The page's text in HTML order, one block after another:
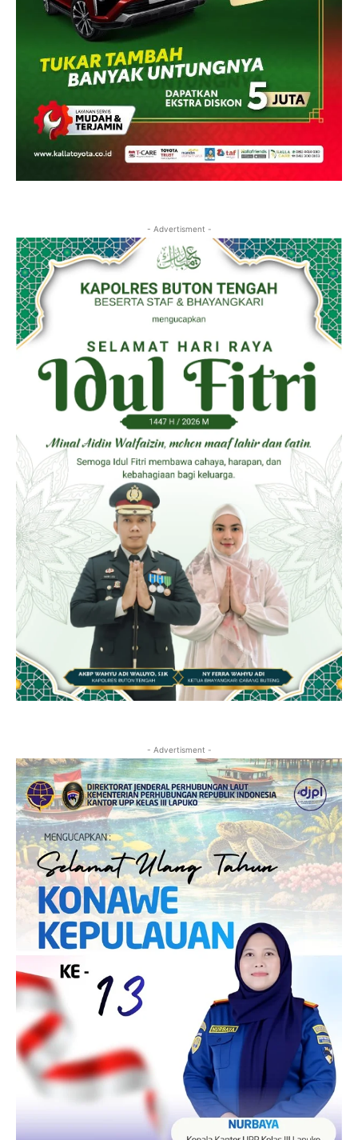
- Advertisment -
- Advertisment -